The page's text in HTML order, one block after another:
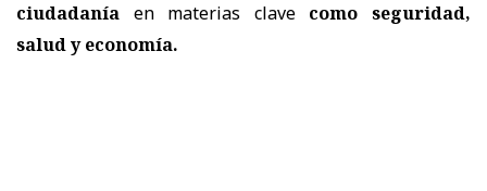
ciudadanía en materias clave como seguridad,
salud y economía.